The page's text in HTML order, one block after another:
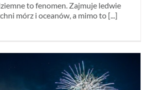
to fenomen. Zajmuje ledwie
mórz i oceanów, a mimo to [...]